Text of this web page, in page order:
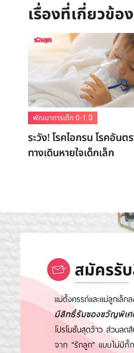
พัฒนาการเด็ก 0-1 ปี
ระวัง! โรคไอกรน โรคอันต
ทางเดินหายใจเด็กเล็ก